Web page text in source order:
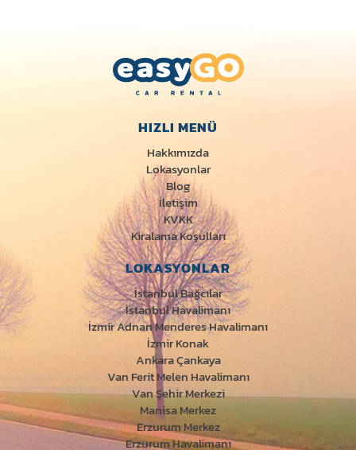
HIZLI MENÜ
Hakkımızda
Lokasyonlar
Blog
İletişim
KVKK
Kiralama Koşulları
LOKASYONLAR
İstanbul Bağcılar
İstanbul Havalimanı
İzmir Adnan Menderes Havalimanı
İzmir Konak
Ankara Çankaya
Van Ferit Melen Havalimanı
Van Şehir Merkezi
Manisa Merkez
Erzurum Merkez
Erzurum Havalimanı